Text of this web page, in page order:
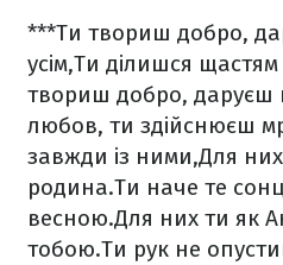
***Ти твориш добро,
усім,Ти ділишся щастям
твориш добро, даруєш
любов, ти здійснюєш
завжди із ними,Для них
родина.Ти наче те
весною.Для них ти як
тобою.Ти рук не